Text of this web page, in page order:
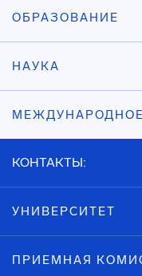
ОБРАЗОВАНИЕ
НАУКА
КОНТАКТЫ:
УНИВЕРСИТЕТ
ПРИЕМНАЯ